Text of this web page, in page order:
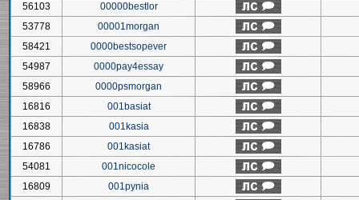
56103
00000bestlor
53778
00001morgan
58421
0000bestsopever
54987
0000pay4essay
58966
0000psmorgan
16816
001basiat
16838
001kasia
16786
001kasiat
54081
001nicocole
16809
001pynia